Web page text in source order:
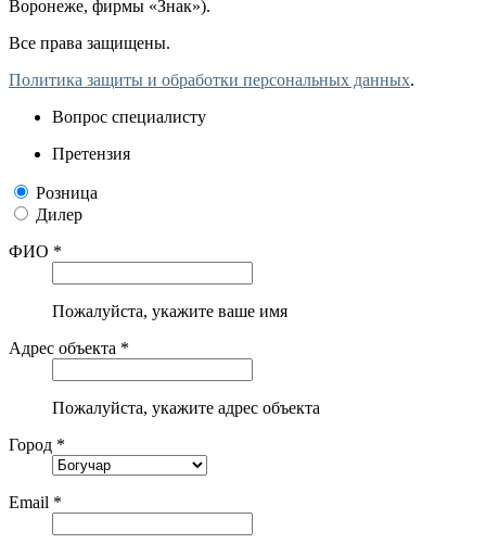
Воронеже, фирмы «Знак»).
Все права защищены.
Политика защиты и обработки персональных данных.
Вопрос специалисту
Претензия
Розница
Дилер
ФИО *
Пожалуйста, укажите ваше имя
Адрес объекта *
Пожалуйста, укажите адрес объекта
Город *
Email *